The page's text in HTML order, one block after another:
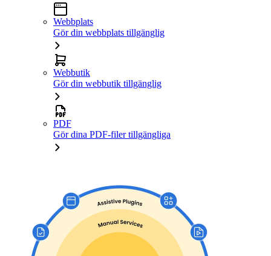
Webbplats
Gör din webbplats tillgänglig
Webbutik
Gör din webbutik tillgänglig
PDF
Gör dina PDF-filer tillgängliga